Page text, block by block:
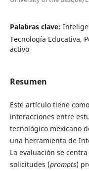
Palabras clave:
Tecnología Educativa,
activo
Resumen
Este artículo tiene
interacciones entre
tecnológico mexicano
una herramienta de
La evaluación se
solicitudes (prompts)